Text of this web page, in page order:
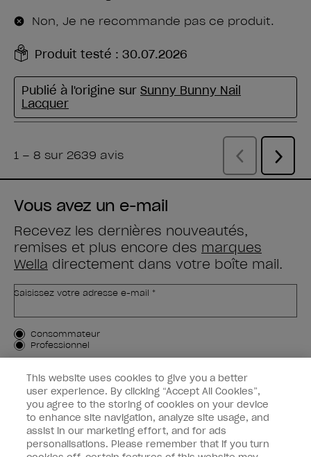
Vous avez un e-mail
Recevez les dernières nouveautés,
remises et plus encore des marques
Wella directement dans votre boîte mail.
Saisissez votre adresse e-mail *
Type de client
Consommateur
Professionnel
M'INSCRIRE
Informations clients
OPI & vous
This website uses cookies to give you a better
user experience. By clicking “Accept All Cookies”,
you agree to the storing of cookies on your device
to enhance site navigation, analyze site usage, and
assist in our marketing effort, and for ads
personalisations. Please remember that if you turn